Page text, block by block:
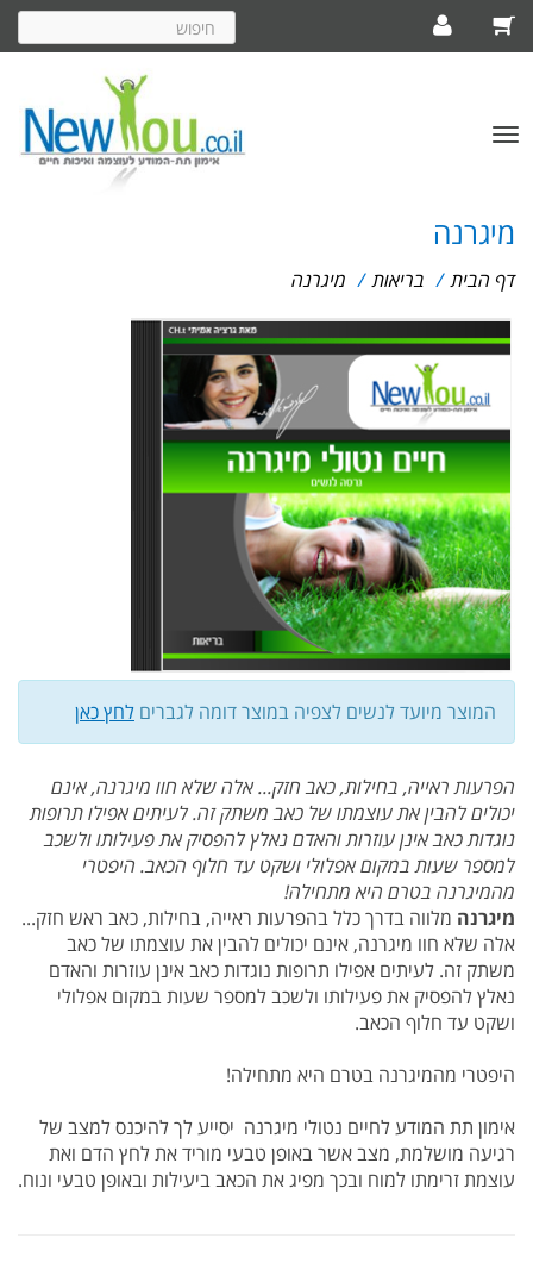
חיפוש
באתר
פתח/סגור
מיגרנה
דף הבית / בריאות / מיגרנה
המוצר מיועד לנשים לצפיה במוצר דומה לגברים לחץ כאן
הפרעות ראייה, בחילות, כאב חזק... אלה שלא חוו מיגרנה, אינם
יכולים להבין את עוצמתו של כאב משתק זה. לעיתים אפילו תרופות
נוגדות כאב אינן עוזרות והאדם נאלץ להפסיק את פעילותו ולשכב
למספר שעות במקום אפלולי ושקט עד חלוף הכאב. היפטרי
מהמיגרנה בטרם היא מתחילה!
מיגרנה מלווה בדרך כלל בהפרעות ראייה, בחילות, כאב ראש חזק...
אלה שלא חוו מיגרנה, אינם יכולים להבין את עוצמתו של כאב
משתק זה. לעיתים אפילו תרופות נוגדות כאב אינן עוזרות והאדם
נאלץ להפסיק את פעילותו ולשכב למספר שעות במקום אפלולי
ושקט עד חלוף הכאב.
היפטרי מהמיגרנה בטרם היא מתחילה!
אימון תת המודע לחיים נטולי מיגרנה יסייע לך להיכנס למצב של
רגיעה מושלמת, מצב אשר באופן טבעי מוריד את לחץ הדם ואת
עוצמת זרימתו למוח ובכך מפיג את הכאב ביעילות ובאופן טבעי ונוח.